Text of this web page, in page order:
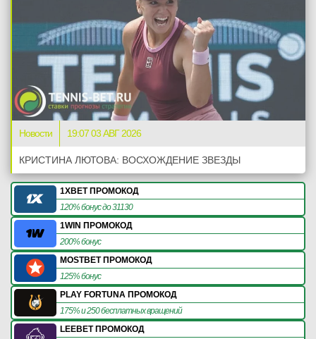
Новости 19:07 03 АВГ 2026
КРИСТИНА ЛЮТОВА: ВОСХОЖДЕНИЕ ЗВЕЗДЫ
1XBET ПРОМОКОД
120% бонус до 31130
1WIN ПРОМОКОД
200% бонус
MOSTBET ПРОМОКОД
125% бонус
PLAY FORTUNA ПРОМОКОД
175% и 250 бесплатных вращений
LEEBET ПРОМОКОД